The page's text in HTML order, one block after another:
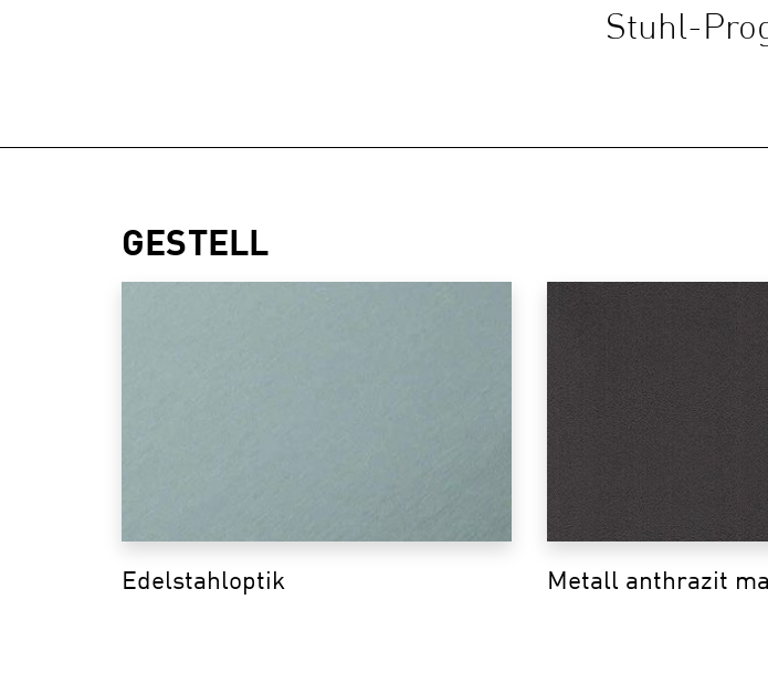
Stuhl-
GESTELL
Edelstahloptik Metall anthrazit